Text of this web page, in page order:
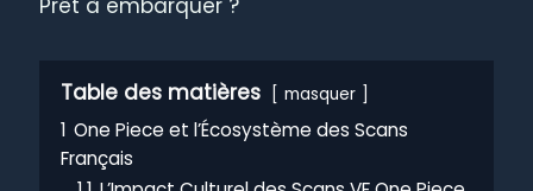
Table des matières masquer
1 One Piece et l’Écosystème des Scans
Français